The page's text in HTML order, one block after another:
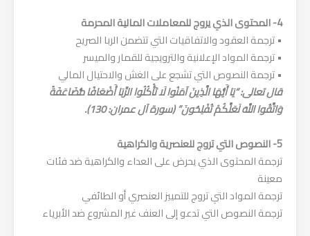
4- المحتوى الذي يروج للمعاملات المالية المحرمة
• ترجمة العقود والاتفاقيات التي تتضمن الربا الصريح
• ترجمة المواد الإعلانية والترويجية للقمار والميسر
• ترجمة النصوص التي تشجع على الغش والاحتيال المالي
قال تعالى: “يَا أَيُّهَا الَّذِينَ آمَنُوا لَا تَأْكُلُوا الرِّبَا أَضْعَافًا مُّضَاعَفَةً
وَاتَّقُوا اللَّهَ لَعَلَّكُمْ تُفْلِحُونَ” (سورة آل عمران: 130).
5- النصوص التي تروج للعنصرية والكراهية
ترجمة المحتوى الذي يحرض على العداء والكراهية ضد فئات
معينة
ترجمة المواد التي تروج للتمييز العنصري أو الطائفي
ترجمة النصوص التي تدعو إلى العنف غير المشروع ضد الأبرياء